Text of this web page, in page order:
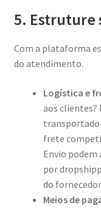
5. Estruture
Com a plataforma
do atendimento.
Logística e
aos clientes?
frete
Envio podem
por
do
Meios de